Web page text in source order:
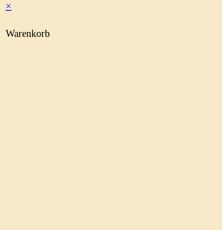
×
Warenkorb